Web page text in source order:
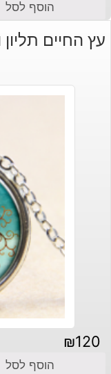
הוסף לסל
עץ החיים
₪120
הוסף לסל